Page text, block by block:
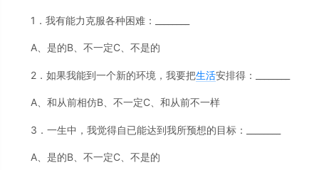
1．我有能力克服各种困难：________
A、是的B、不一定C、不是的
2．如果我能到一个新的环境，我要把生活安排得：________
A、和从前相仿B、不一定C、和从前不一样
3．一生中，我觉得自已能达到我所预想的目标：________
A、是的B、不一定C、不是的